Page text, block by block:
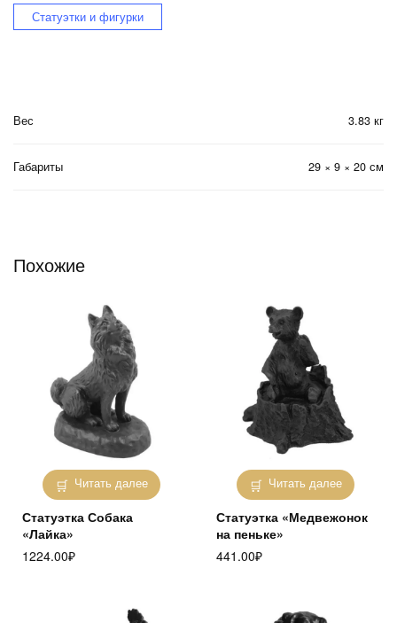
Статуэтки и фигурки
Вес 3.83 кг
Габариты 29 × 9 × 20 см
Похожие
Читать далее
Статуэтка Собака
«Лайка»
1224.00₽
Читать далее
Статуэтка «Медвежонок
на пеньке»
441.00₽